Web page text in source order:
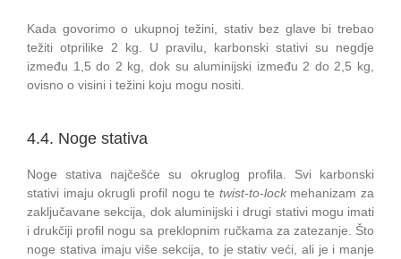
Kada govorimo o ukupnoj težini, stativ bez glave bi trebao
težiti otprilike 2 kg. U pravilu, karbonski stativi su negdje
između 1,5 do 2 kg, dok su aluminijski između 2 do 2,5 kg,
ovisno o visini i težini koju mogu nositi.
4.4. Noge stativa
Noge stativa najčešće su okruglog profila. Svi karbonski
stativi imaju okrugli profil nogu te twist-to-lockmehanizam za
zaključavane sekcija, dok aluminijski i drugi stativi mogu imati
i drukčiji profil nogu sa preklopnim ručkama za zatezanje. Što
noge stativa imaju više sekcija, to je stativ veći, ali je i manje